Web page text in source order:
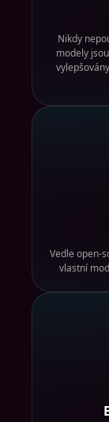
Nikdy
modely
Vedle open-
vlastní